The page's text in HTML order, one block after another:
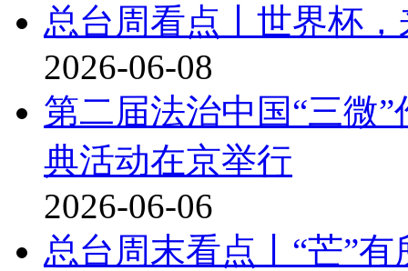
总台周看点丨世界杯
2026-06-08
第二届法治中国“三微
典活动在京举行
2026-06-06
总台周末看点丨“芒”有